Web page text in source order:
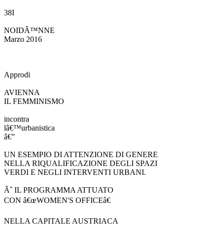
38I
NOIDÃ™NNE
Marzo 2016
Approdi
AVIENNA
IL FEMMINISMO
incontra
lâ€™urbanistica
â€”
UN ESEMPIO DI ATTENZIONE DI GENERE
NELLA RIQUALIFICAZIONE DEGLI SPAZI
VERDI E NEGLI INTERVENTI URBANI.
Ãˆ IL PROGRAMMA ATTUATO
CON â€œWOMEN'S OFFICEâ€
NELLA CAPITALE AUSTRIACA